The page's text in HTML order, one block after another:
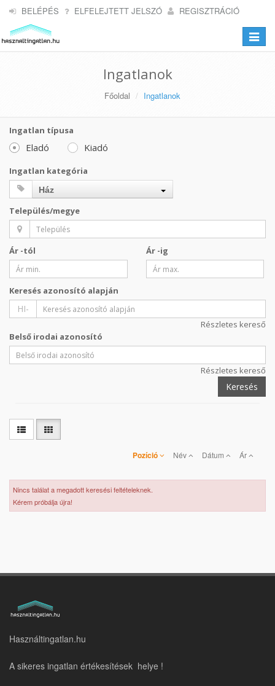
BELÉPÉS ELFELEJTETT JELSZÓ REGISZTRÁCIÓ
Toggle
Ingatlanok
Főoldal Ingatlanok
Ingatlan típusa
Eladó Kiadó
Ingatlan kategória
Ház
Település/megye
Ár -tól Ár -ig
Keresés azonosító alapján
HI-
Részletes kereső
Belső irodai azonosító
Részletes kereső
Keresés
Pozíció Név Dátum Ár
Nincs találat a megadott keresési feltételeknek.
Kérem próbálja újra!
Használtingatlan.hu
A sikeres ingatlan értékesítések helye !